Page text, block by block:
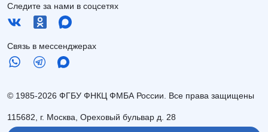
Следите за нами в соцсетях
Связь в мессенджерах
© 1985-2026 ФГБУ ФНКЦ ФМБА России. Все права защищены
115682, г. Москва, Ореховый бульвар д. 28